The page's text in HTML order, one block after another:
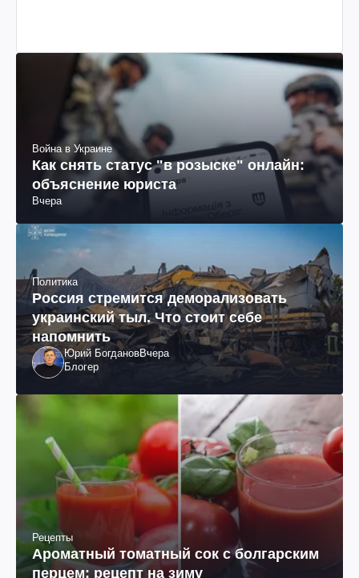
Война в Украине
Как снять статус "в розыске" онлайн:
объяснение юриста
Вчера
Политика
Россия стремится деморализовать
украинский тыл. Что стоит себе
напомнить
Юрий БогдановВчера
Блогер
Рецепты
Ароматный томатный сок с болгарским
перцем: рецепт на зиму